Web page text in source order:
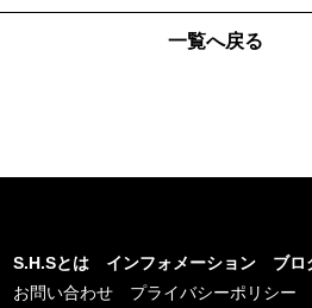
一覧へ戻る
S.H.Sとは インフォメーション ブロ
お問い合わせ
プライバシーポリシー